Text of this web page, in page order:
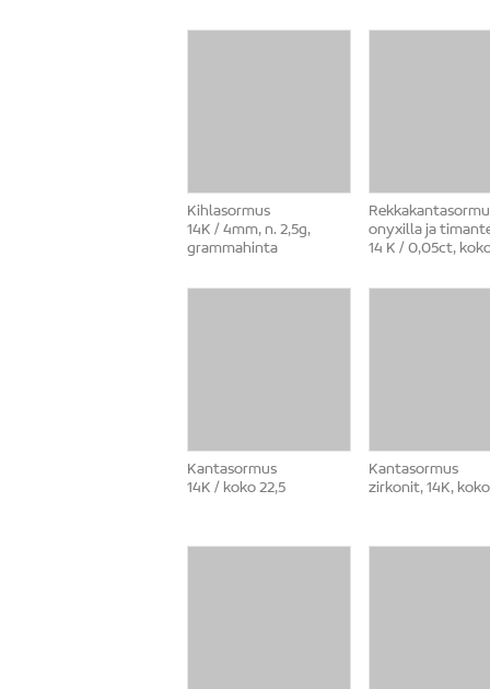
Kihlasormus
14K / 4mm, n. 2,5g,
grammahinta
onyxilla ja
14 K / 0,05ct,
Kantasormus
14K / koko 22,5
Kantasormus
zirkonit, 14K,